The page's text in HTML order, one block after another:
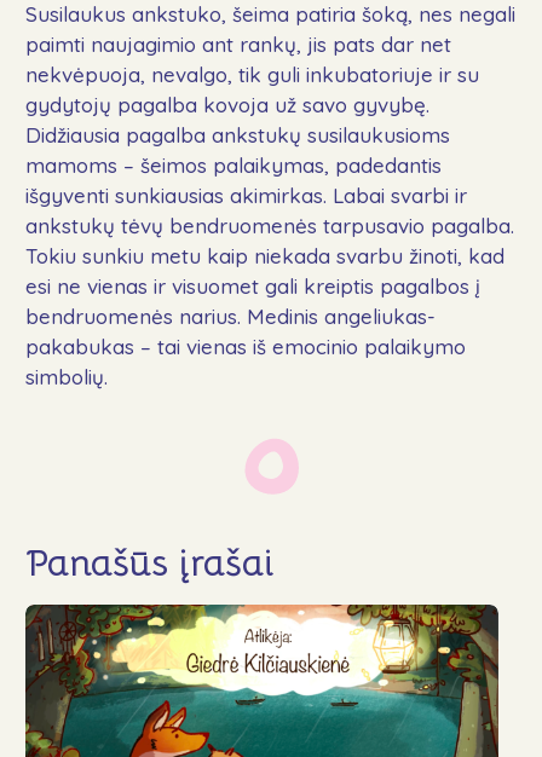
Lopšinės
Naujienos
DUK
Kontaktai
Aukoti
Sekite mus
Susilaukus ankstuko, šeima patiria šoką, nes negali
paimti naujagimio ant rankų, jis pats dar net
nekvėpuoja, nevalgo, tik guli inkubatoriuje ir su
gydytojų pagalba kovoja už savo gyvybę.
Didžiausia pagalba ankstukų susilaukusioms
mamoms – šeimos palaikymas, padedantis
išgyventi sunkiausias akimirkas. Labai svarbi ir
ankstukų tėvų bendruomenės tarpusavio pagalba.
Tokiu sunkiu metu kaip niekada svarbu žinoti, kad
esi ne vienas ir visuomet gali kreiptis pagalbos į
bendruomenės narius. Medinis angeliukas-
pakabukas – tai vienas iš emocinio palaikymo
simbolių.
Panašūs įrašai